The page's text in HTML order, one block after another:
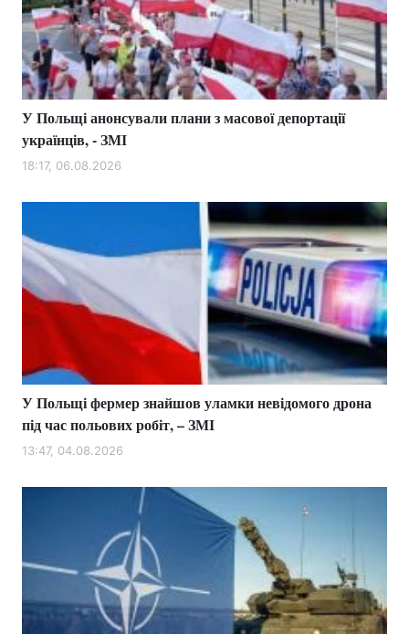
Головна Війна
Україна
Економіка Світ
Спорт Наука
Техно і зв'язок Лайт
Інциденти
Здоров'я Туризм
Цікавинки Погода
Екологія
Лонгріди
Відео з Youtube Статті
Інтерв'ю
Вакансії
У Польщі анонсували плани з масової депортації
українців, - ЗМІ
18:17, 06.08.2026
У Польщі фермер знайшов уламки невідомого дрона
під час польових робіт, – ЗМІ
13:47, 04.08.2026